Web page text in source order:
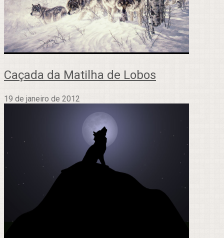
Caçada da Matilha de Lobos
19 de janeiro de 2012